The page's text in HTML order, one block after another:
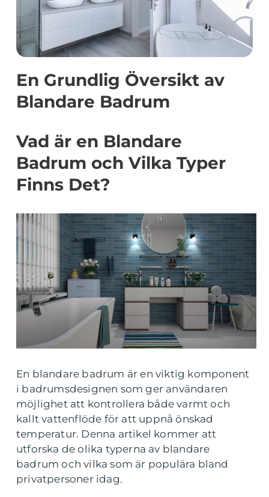
En Grundlig Översikt av
Blandare Badrum
Vad är en Blandare
Badrum och Vilka Typer
Finns Det?
En blandare badrum är en viktig komponent
i badrumsdesignen som ger användaren
möjlighet att kontrollera både varmt och
kallt vattenflöde för att uppnå önskad
temperatur. Denna artikel kommer att
utforska de olika typerna av blandare
badrum och vilka som är populära bland
privatpersoner idag.